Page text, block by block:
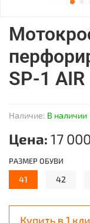
Наличие: В наличии
SP-1
Цена: 17
Купить в 1
РАЗМЕР ОБУВИ
41 42